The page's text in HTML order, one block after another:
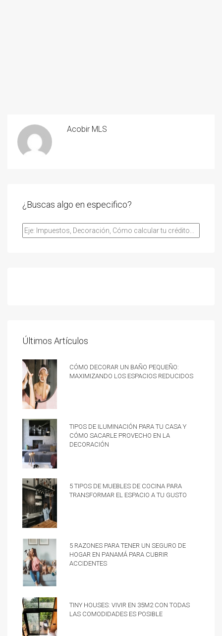
Acobir MLS
¿Buscas algo en especifico?
Últimos Artículos
Cómo decorar un baño pequeño:
Maximizando los espacios reducidos
Tipos de iluminación para tu casa y
cómo sacarle provecho en la
decoración
5 tipos de muebles de cocina para
transformar el espacio a tu gusto
5 razones para tener un Seguro de
hogar en Panamá para cubrir
accidentes
Tiny Houses: vivir en 35m2 con todas
las comodidades es posible